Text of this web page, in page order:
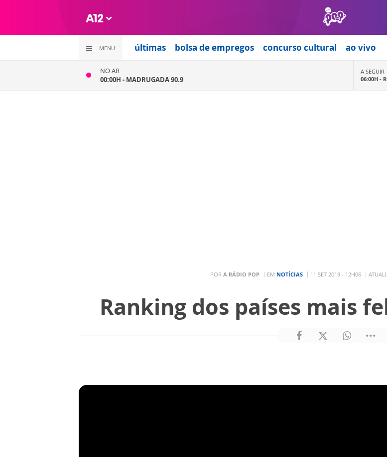
MENU últimas bolsa de empregos concurso cultural ao vivo
NO AR
00:00H - MADRUGADA 90.9
A SEGUIR
06:00H -
POR A RÁDIO POP EM NOTÍCIAS 11 SET 2019 - 12H06
Ranking dos países mais